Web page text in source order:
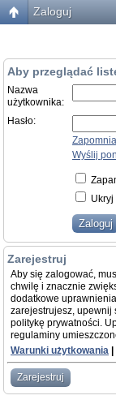
Zaloguj
Aby przeglądać
Nazwa
użytkownika:
Hasło:
Wyślij
Ukryj
Zarejestruj
Aby się zalogować,
chwilę i znacznie
dodatkowe
zarejestrujesz, upewnij
politykę prywatności.
regulaminy
Warunki użytkowania
Zarejestruj